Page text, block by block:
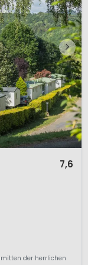
7,6
der herrlichen